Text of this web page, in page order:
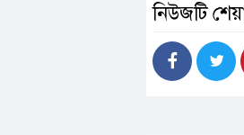
নিউজটি